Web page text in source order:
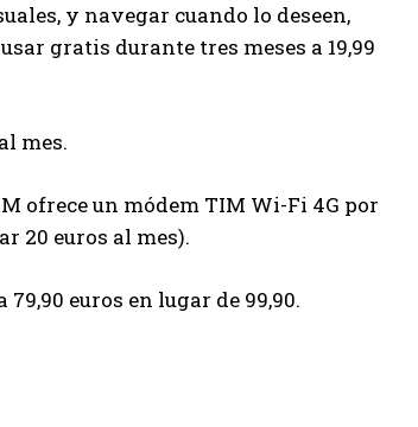
y navegar cuando lo deseen,
gratis durante tres meses a 19,99
mes.
ofrece un módem TIM Wi-Fi 4G por
20 euros al mes).
euros en lugar de 99,90.